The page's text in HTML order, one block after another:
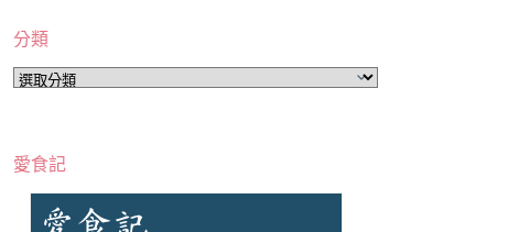
分類
分
愛食記